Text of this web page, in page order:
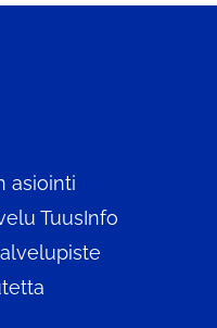
asiointi
TuusInfo